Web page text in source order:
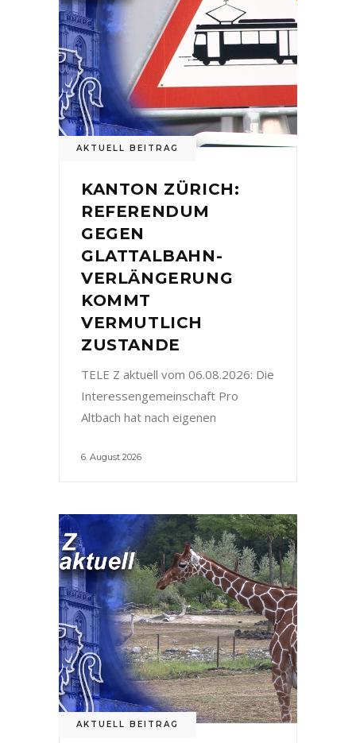
AKTUELL BEITRAG
KANTON ZÜRICH:
REFERENDUM
GEGEN
GLATTALBAHN-
VERLÄNGERUNG
KOMMT
VERMUTLICH
ZUSTANDE
TELE Z aktuell vom 06.08.2026: Die
Interessengemeinschaft Pro
Altbach hat nach eigenen
6. August 2026
AKTUELL BEITRAG